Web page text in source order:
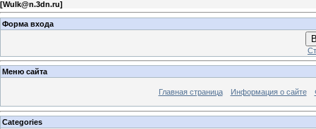
[Wulk@n.3dn.ru]
Форма входа
Меню сайта
Главная страница Информация о сайте
Categories